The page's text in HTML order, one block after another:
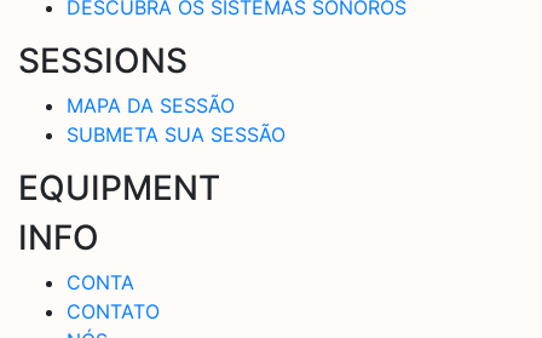
DESCUBRA OS SISTEMAS SONOROS
SESSIONS
MAPA DA SESSÃO
SUBMETA SUA SESSÃO
EQUIPMENT
INFO
CONTA
CONTATO